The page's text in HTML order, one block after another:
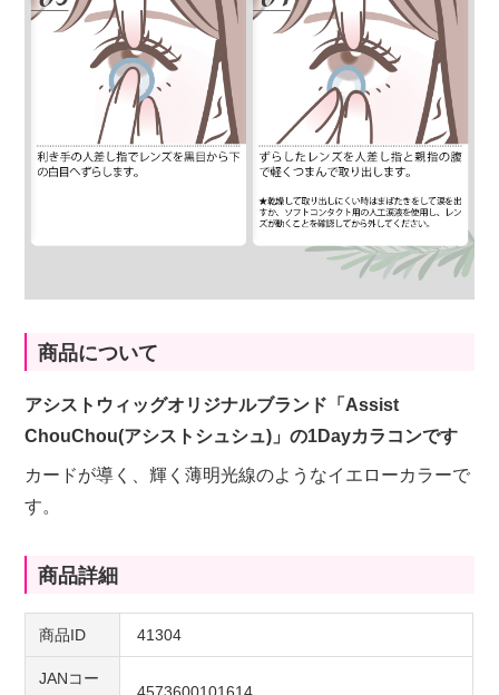
商品について
アシストウィッグオリジナルブランド「Assist
ChouChou(アシストシュシュ)」の1Dayカラコンです
カードが導く、輝く薄明光線のようなイエローカラーで
す。
商品詳細
商品ID 41304
JANコー